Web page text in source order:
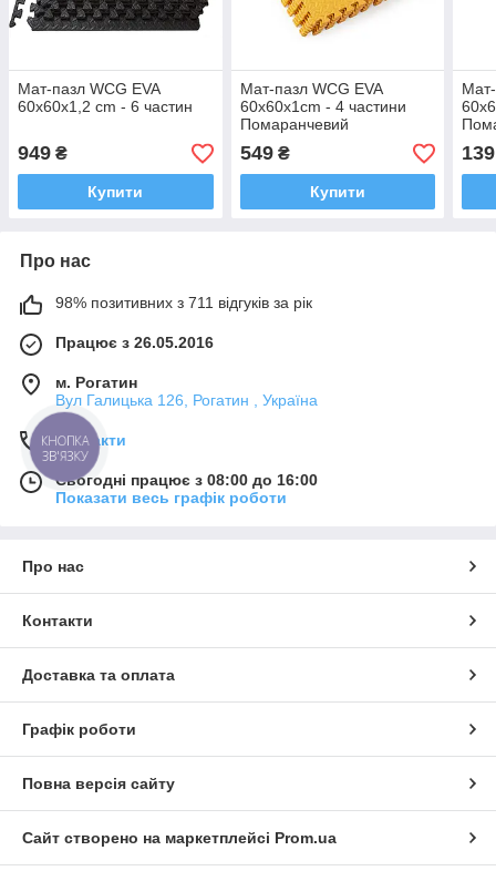
Мат-пазл WCG EVA
60х60х1,2 cm - 6 частин
949 ₴
Купити
Мат-пазл WCG EVA
60х60х1cm - 4 частини
Помаранчевий
549₴
Купити
139
Про нас
98% позитивних з 711 відгуків за рік
Працює з 26.05.2016
м. Рогатин
Вул Галицька 126, Рогатин , Україна
Контакти
Сьогодні працює з 08:00 до 16:00
Показати весь графік роботи
Про нас
Контакти
Доставка та оплата
Графік роботи
Повна версія сайту
Сайт створено на маркетплейсі Prom.ua
КНОПКА
ЗВ'ЯЗКУ